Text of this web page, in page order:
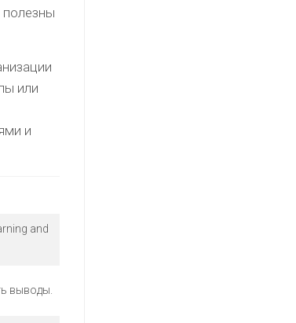
полезны
или
и
and
выводы.